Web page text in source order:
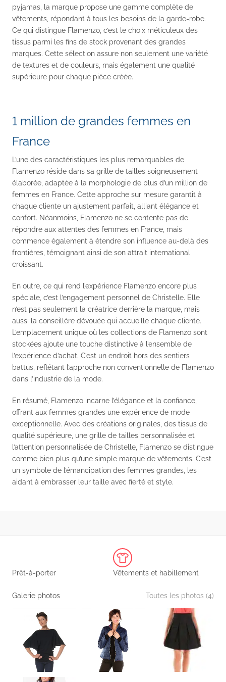
pyjamas, la marque propose une gamme complète de
vêtements, répondant à tous les besoins de la garde-robe.
Ce qui distingue Flamenzo, c’est le choix méticuleux des
tissus parmi les fins de stock provenant des grandes
marques. Cette sélection assure non seulement une variété
de textures et de couleurs, mais également une qualité
supérieure pour chaque pièce créée.
1 million de grandes femmes en
France
L’une des caractéristiques les plus remarquables de
Flamenzo réside dans sa grille de tailles soigneusement
élaborée, adaptée à la morphologie de plus d’un million de
femmes en France. Cette approche sur mesure garantit à
chaque cliente un ajustement parfait, alliant élégance et
confort. Néanmoins, Flamenzo ne se contente pas de
répondre aux attentes des femmes en France, mais
commence également à étendre son influence au-delà des
frontières, témoignant ainsi de son attrait international
croissant.
En outre, ce qui rend l’expérience Flamenzo encore plus
spéciale, c’est l’engagement personnel de Christelle. Elle
n’est pas seulement la créatrice derrière la marque, mais
aussi la conseillère dévouée qui accueille chaque cliente.
L’emplacement unique où les collections de Flamenzo sont
stockées ajoute une touche distinctive à l’ensemble de
l’expérience d’achat. C’est un endroit hors des sentiers
battus, reflétant l’approche non conventionnelle de Flamenzo
dans l’industrie de la mode.
En résumé, Flamenzo incarne l’élégance et la confiance,
offrant aux femmes grandes une expérience de mode
exceptionnelle. Avec des créations originales, des tissus de
qualité supérieure, une grille de tailles personnalisée et
l’attention personnalisée de Christelle, Flamenzo se distingue
comme bien plus qu’une simple marque de vêtements. C’est
un symbole de l’émancipation des femmes grandes, les
aidant à embrasser leur taille avec fierté et style.
Prêt-à-porter Vêtements et habillement
Galerie photos Toutes les photos (4)